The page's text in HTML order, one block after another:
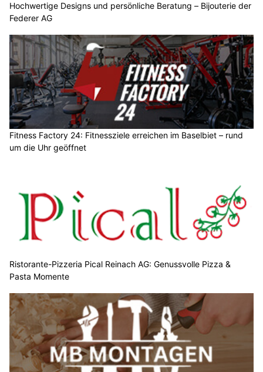
Hochwertige Designs und persönliche Beratung – Bijouterie der
Federer AG
Fitness Factory 24: Fitnessziele erreichen im Baselbiet – rund
um die Uhr geöffnet
Ristorante-Pizzeria Pical Reinach AG: Genussvolle Pizza &
Pasta Momente